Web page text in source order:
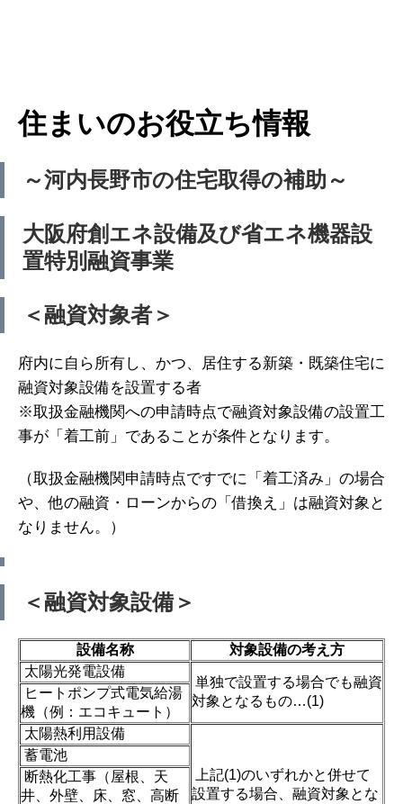
住まいのお役立ち情報
～河内長野市の住宅取得の補助～
大阪府創エネ設備及び省エネ機器設
置特別融資事業
＜融資対象者＞
府内に自ら所有し、かつ、居住する新築・既築住宅に
融資対象設備を設置する者
※取扱金融機関への申請時点で融資対象設備の設置工
事が「着工前」であることが条件となります。
（取扱金融機関申請時点ですでに「着工済み」の場合
や、他の融資・ローンからの「借換え」は融資対象と
なりません。）
＜融資対象設備＞
設備名称
対象設備の考え方
太陽光発電設備
単独で設置する場合でも融資
対象となるもの…(1)
ヒートポンプ式電気給湯
機（例：エコキュート）
太陽熱利用設備
上記(1)のいずれかと併せて
設置する場合、融資対象とな
蓄電池
断熱化工事（屋根、天
井、外壁、床、窓、高断